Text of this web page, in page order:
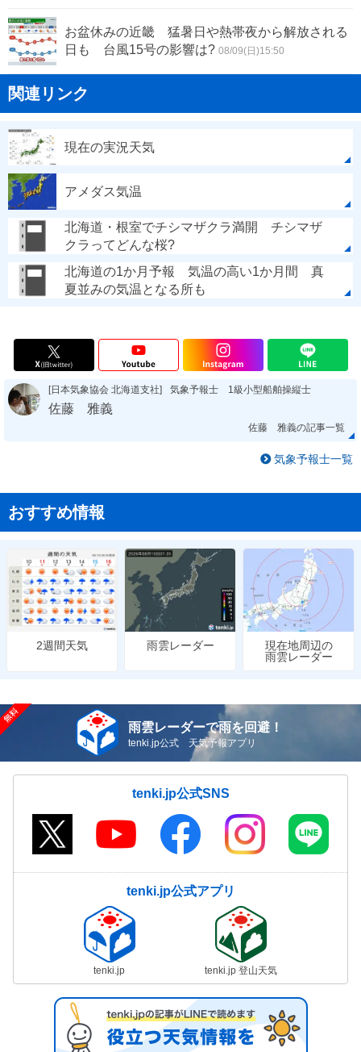
お盆休みの近畿 猛暑日や熱帯夜から解放される
日も 台風15号の影響は? 08/09(日)15:50
関連リンク
現在の実況天気
アメダス気温
北海道・根室でチシマザクラ満開 チシマザ
クラってどんな桜?
北海道の1か月予報 気温の高い1か月間 真
夏並みの気温となる所も
[日本気象協会 北海道支社] 気象予報士 1級小型船舶操縦士
佐藤 雅義
佐藤 雅義の記事一覧
気象予報士一覧
おすすめ情報
2週間天気 雨雲レーダー
現在地周辺の
雨雲レーダー
雨雲レーダーで雨を回避！
tenki.jp公式 天気予報アプリ
tenki.jp公式SNS
tenki.jp公式アプリ
tenki.jp tenki.jp 登山天気